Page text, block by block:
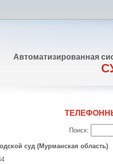
Автоматизированная
Поиск:
суд (Мурманская область)